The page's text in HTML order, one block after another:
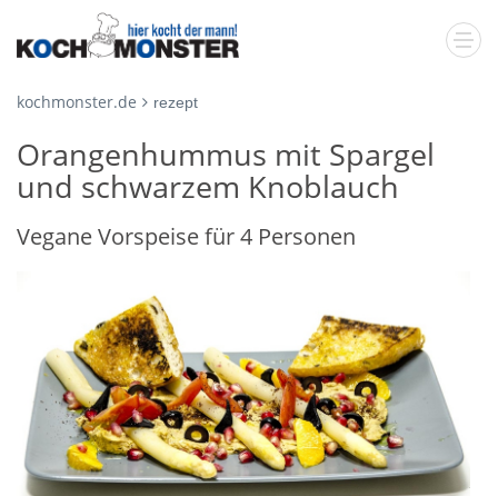
kochmonster.de rezept
Orangenhummus mit Spargel
und schwarzem Knoblauch
Vegane Vorspeise für 4 Personen